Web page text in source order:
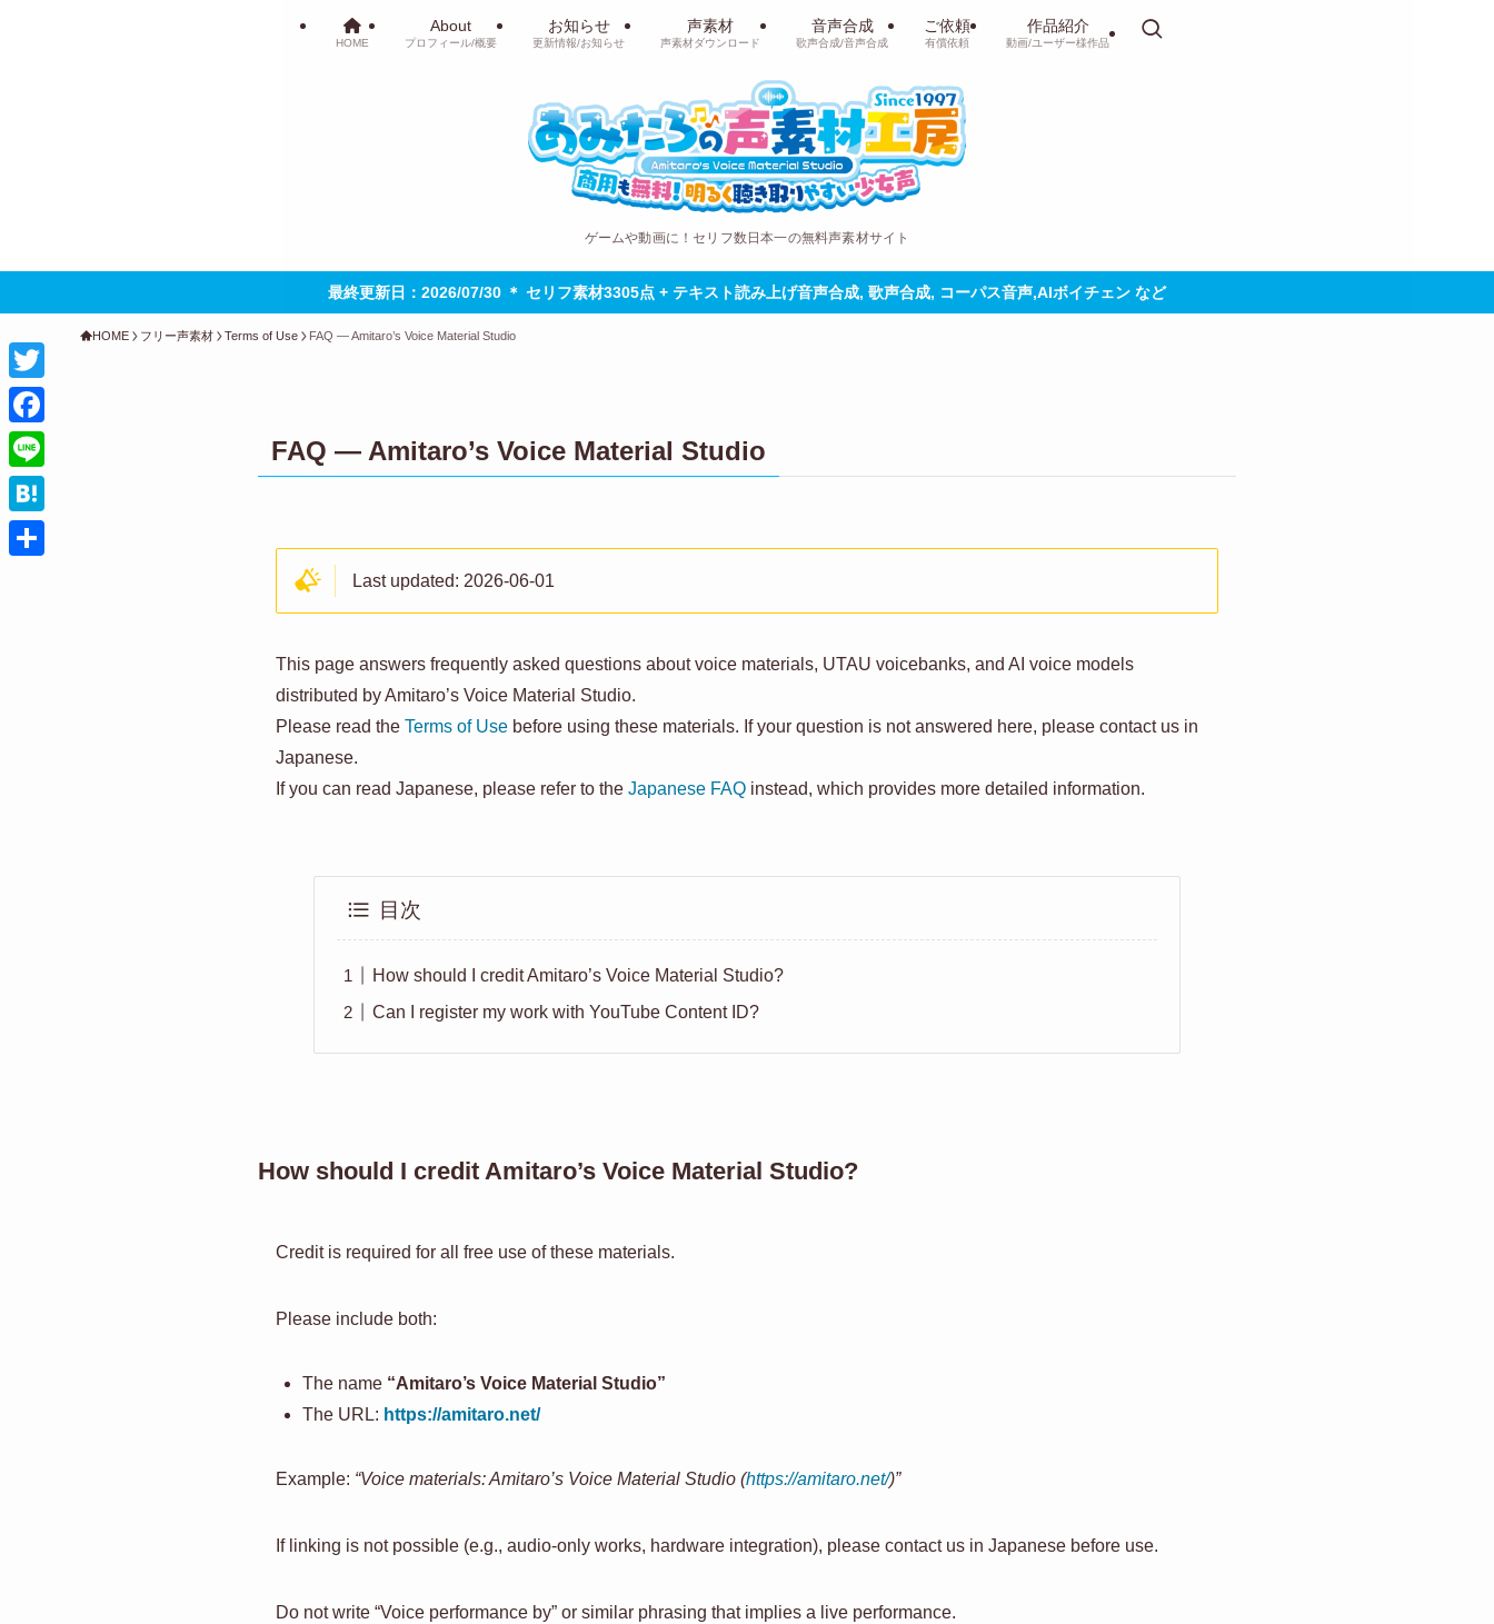
ゲームや動画に！セリフ数日本一の無料声素材サイト
HOME
About
プロフィール/概要
お知らせ
更新情報/お知らせ
声素材
声素材ダウンロード
音声合成
歌声合成/音声合成
ご依頼
有償依頼
作品紹介
動画/ユーザー様作品
最終更新日：2026/07/30 ＊ セリフ素材3305点 + テキスト読み上げ音声合成, 歌声合成, コーパス音声,AIボイチェン など
HOME フリー声素材 Terms of Use FAQ — Amitaro’s Voice Material Studio
FAQ — Amitaro’s Voice Material Studio
Last updated: 2026-06-01
This page answers frequently asked questions about voice materials, UTAU voicebanks, and AI voice models
distributed by Amitaro’s Voice Material Studio.
Please read the Terms of Use before using these materials. If your question is not answered here, please contact us in
Japanese.
If you can read Japanese, please refer to the Japanese FAQ instead, which provides more detailed information.
目次
How should I credit Amitaro’s Voice Material Studio?
Can I register my work with YouTube Content ID?
How should I credit Amitaro’s Voice Material Studio?
Credit is required for all free use of these materials.
Please include both:
The name “Amitaro’s Voice Material Studio”
The URL: https://amitaro.net/
Example: “Voice materials: Amitaro’s Voice Material Studio (https://amitaro.net/)”
If linking is not possible (e.g., audio-only works, hardware integration), please contact us in Japanese before use.
Do not write “Voice performance by” or similar phrasing that implies a live performance.
T
w
i
F
a
c
e
L
i
n
H